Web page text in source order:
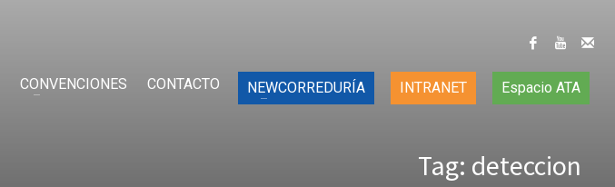
CONVENCIONES CONTACTO NEWCORREDURÍA INTRANET Espacio ATA
Tag: deteccion